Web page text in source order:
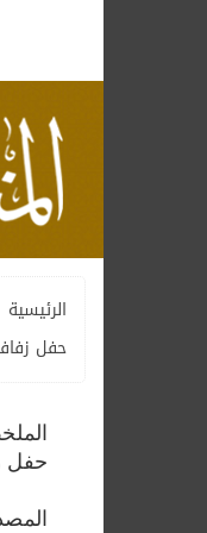
الرئيسية
حفل
حفل